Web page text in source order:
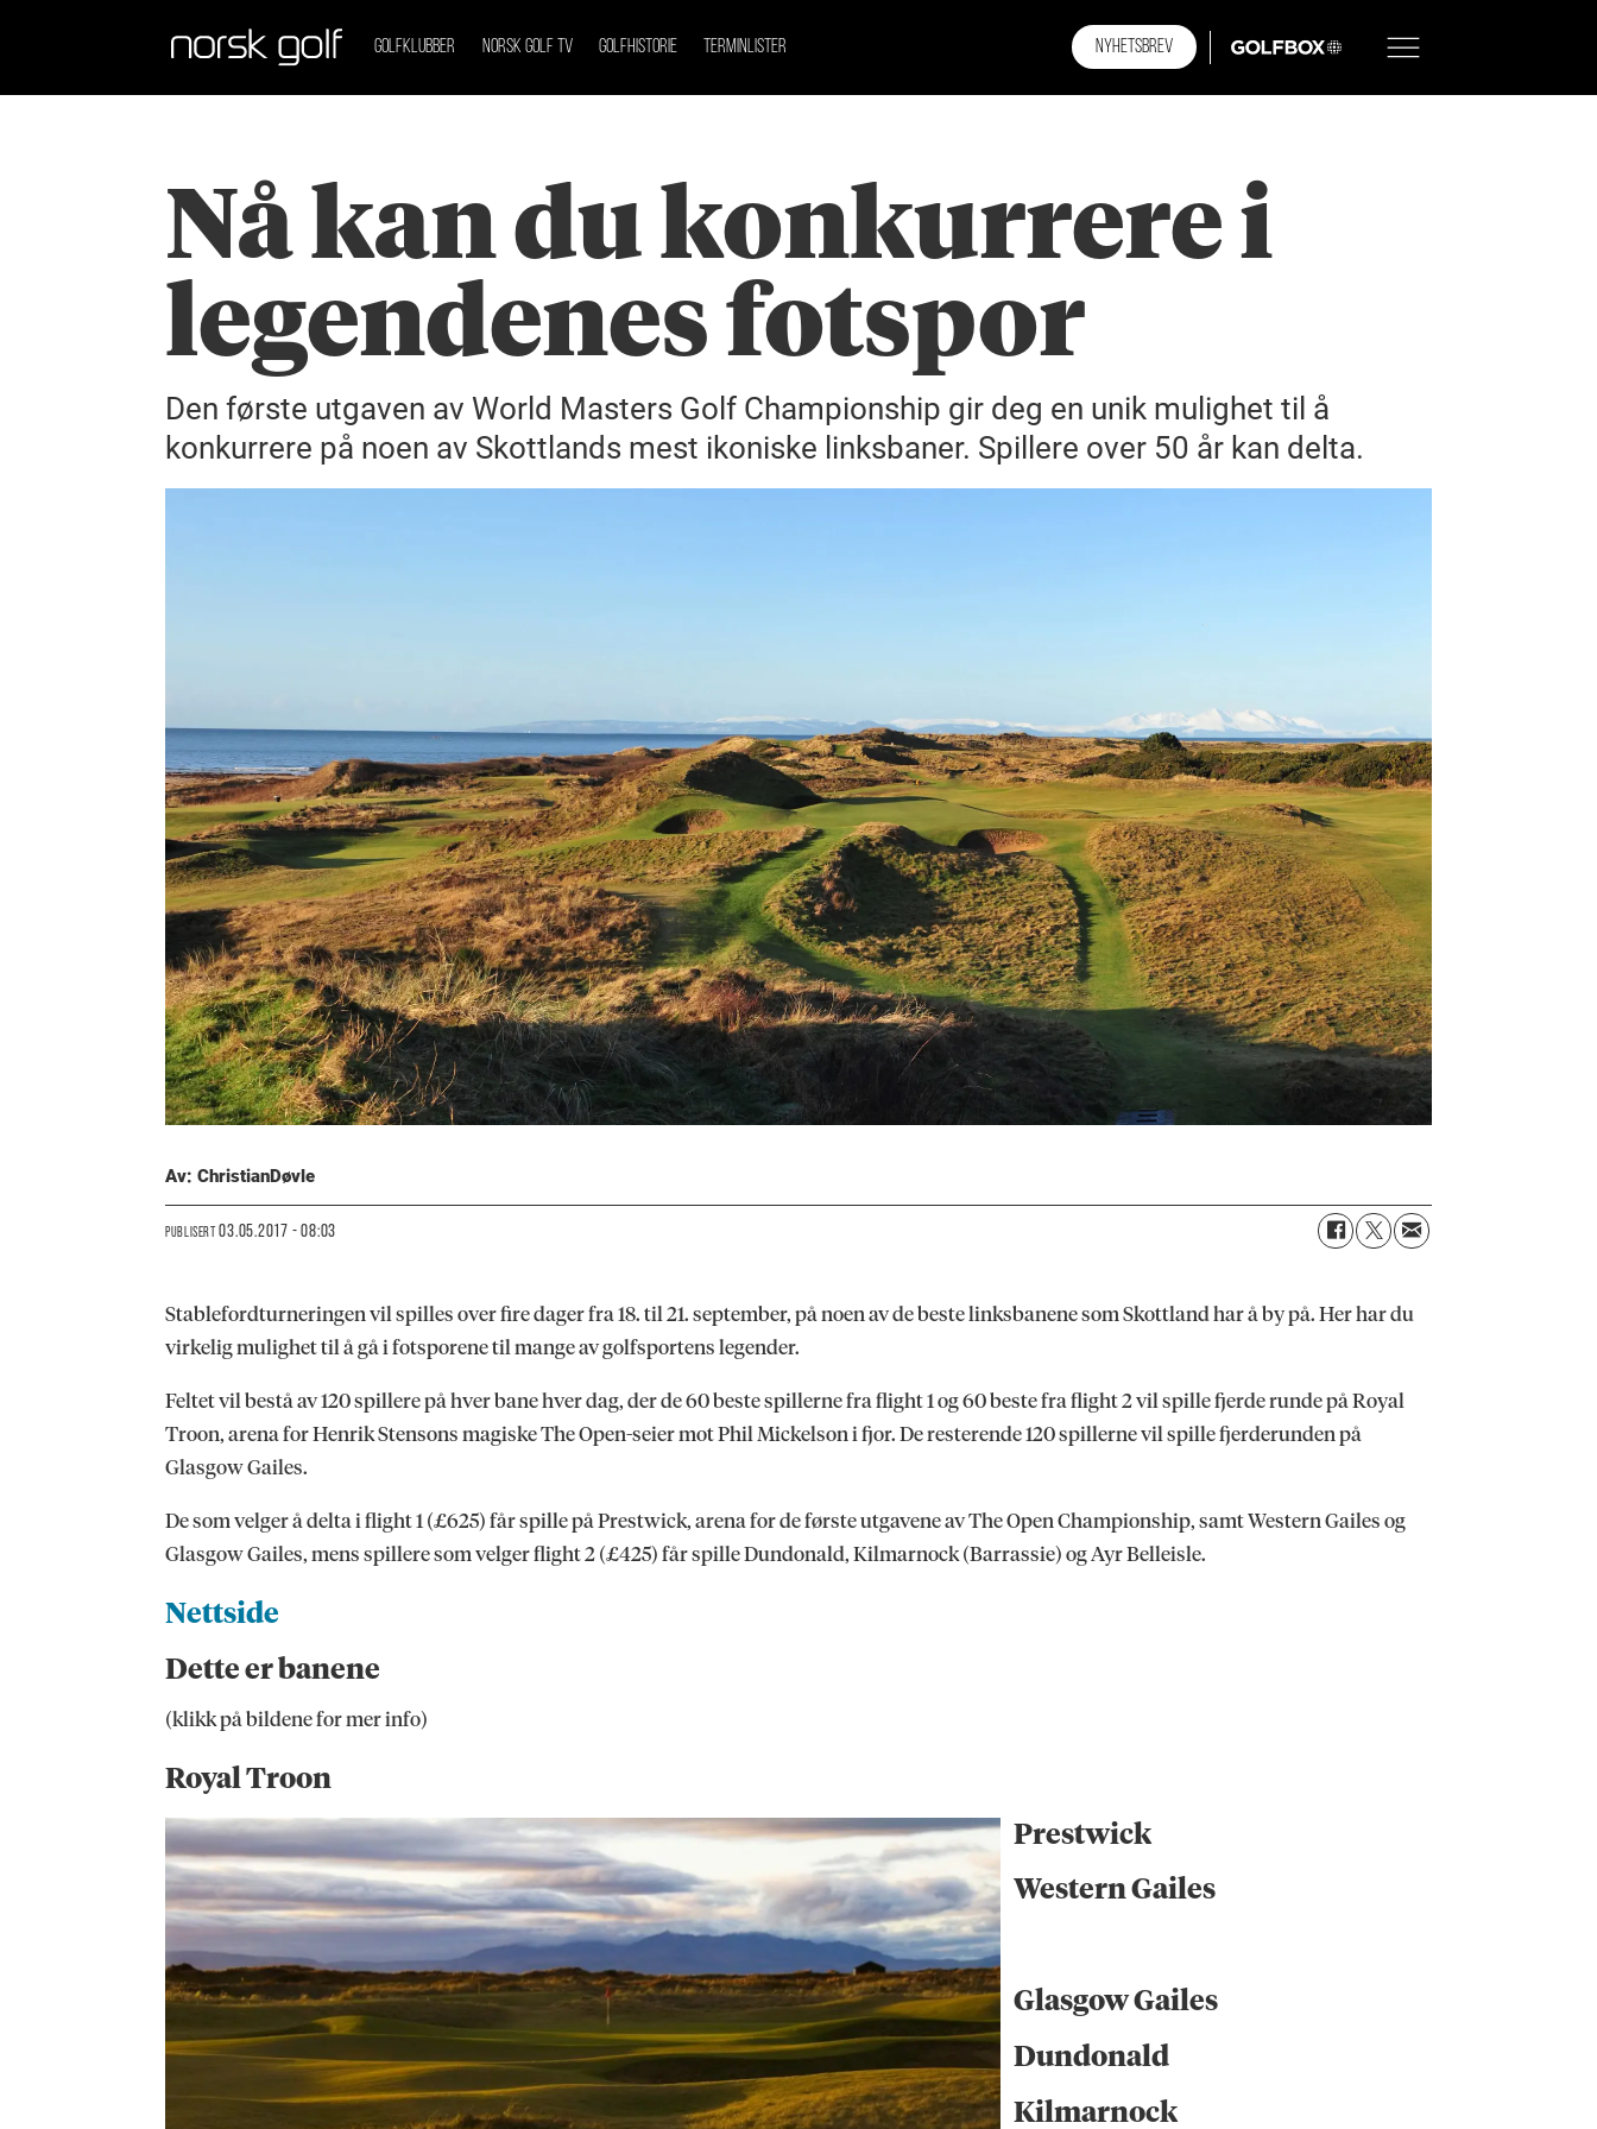
GOLFKLUBBER NORSK GOLF TV GOLFHISTORIE TERMINLISTER NYHETSBREV GOLFBOX
Nå kan du konkurrere i
legendenes fotspor
Den første utgaven av World Masters Golf Championship gir deg en unik mulighet til å
konkurrere på noen av Skottlands mest ikoniske linksbaner. Spillere over 50 år kan delta.
Av: ChristianDøvle
PUBLISERT 03.05.2017 - 08:03
Stablefordturneringen vil spilles over fire dager fra 18. til 21. september, på noen av de beste linksbanene som Skottland har å by på. Her har du
virkelig mulighet til å gå i fotsporene til mange av golfsportens legender.
Feltet vil bestå av 120 spillere på hver bane hver dag, der de 60 beste spillerne fra flight 1 og 60 beste fra flight 2 vil spille fjerde runde på Royal
Troon, arena for Henrik Stensons magiske The Open-seier mot Phil Mickelson i fjor. De resterende 120 spillerne vil spille fjerderunden på
Glasgow Gailes.
De som velger å delta i flight 1 (£625) får spille på Prestwick, arena for de første utgavene av The Open Championship, samt Western Gailes og
Glasgow Gailes, mens spillere som velger flight 2 (£425) får spille Dundonald, Kilmarnock (Barrassie) og Ayr Belleisle.
Nettside
Dette er banene
(klikk på bildene for mer info)
Royal Troon
Prestwick
Western Gailes
Glasgow Gailes
Dundonald
Kilmarnock